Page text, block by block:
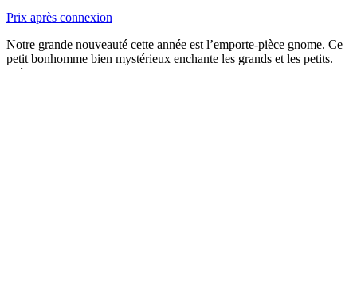
Prix après connexion
Notre grande nouveauté cette année est l’emporte-pièce gnome. Ce
petit bonhomme bien mystérieux enchante les grands et les petits.
Préparez les biscuits simples, mais gourmand. Pour encore plus de